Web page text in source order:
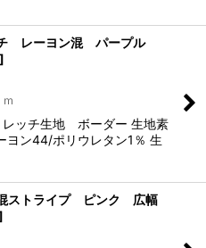
レーヨン混 パープル
]
レッチ生地 ボーダー 生地素
ヨン44/ポリウレタン1％ 生
ストライプ ピンク 広幅